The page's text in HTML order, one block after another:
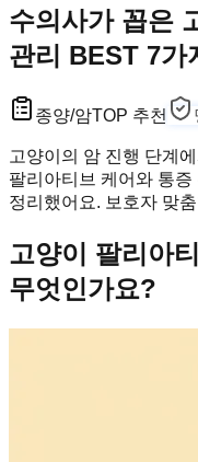
수의사가 꼽은
관리 BEST 7가
종양/암TOP 추천
고양이의 암 진행 단계
팔리아티브 케어와 통증
정리했어요. 보호자 맞
고양이 팔리아
무엇인가요?